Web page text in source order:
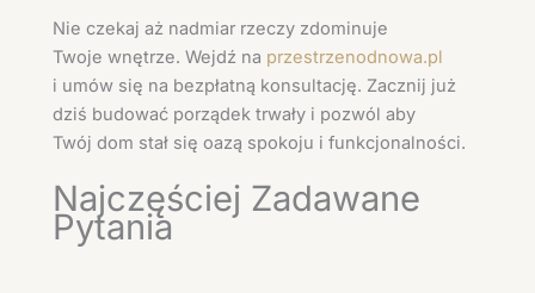
Nie czekaj aż nadmiar rzeczy zdominuje
Twoje wnętrze. Wejdź na przestrzenodnowa.pl
i umów się na bezpłatną konsultację. Zacznij już
dziś budować porządek trwały i pozwól aby
Twój dom stał się oazą spokoju i funkcjonalności.
Najczęściej Zadawane
Pytania